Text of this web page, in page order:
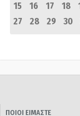
15
16 17 18
27
28 29 30
ΠΟΙΟΙ ΕΙΜΑΣΤΕ